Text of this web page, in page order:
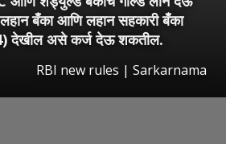
बँका आणि लहान सहकारी बँका
देखील असे कर्ज देऊ शकतील.
RBI new rules | Sarkarnama